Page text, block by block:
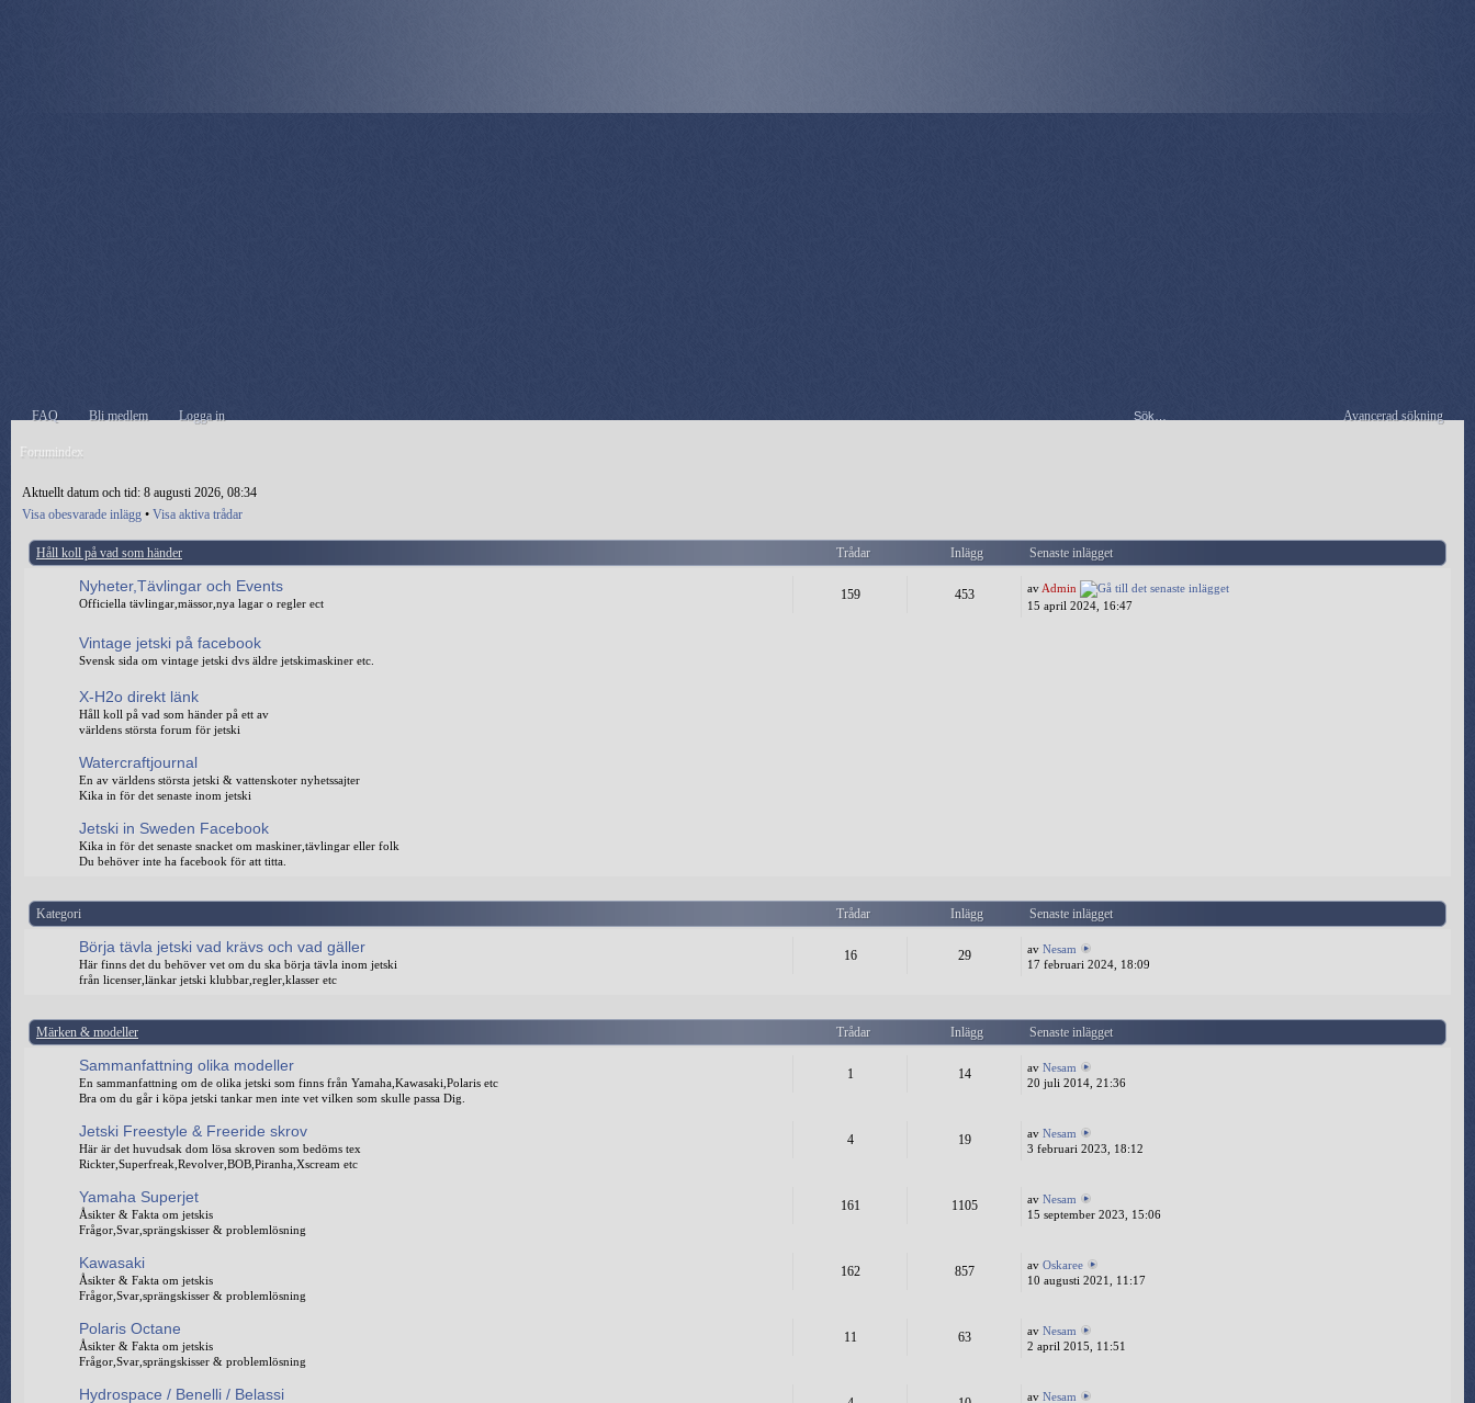
FAQ Bli medlem Logga in Avancerad sökning
Forumindex
Aktuellt datum och tid: 8 augusti 2026, 08:34
Visa obesvarade inlägg • Visa aktiva trådar
Håll koll på vad som händer Trådar Inlägg Senaste inlägget
Nyheter,Tävlingar och Events
Officiella tävlingar,mässor,nya lagar o regler ect
159 453 av Admin
15 april 2024, 16:47
Vintage jetski på facebook
Svensk sida om vintage jetski dvs äldre jetskimaskiner etc.
X-H2o direkt länk
Håll koll på vad som händer på ett av
världens största forum för jetski
Watercraftjournal
En av världens största jetski & vattenskoter nyhetssajter
Kika in för det senaste inom jetski
Jetski in Sweden Facebook
Kika in för det senaste snacket om maskiner,tävlingar eller folk
Du behöver inte ha facebook för att titta.
Kategori Trådar Inlägg Senaste inlägget
Börja tävla jetski vad krävs och vad gäller
Här finns det du behöver vet om du ska börja tävla inom jetski
från licenser,länkar jetski klubbar,regler,klasser etc
16 29 avNesam
17 februari 2024, 18:09
Märken & modeller Trådar Inlägg Senaste inlägget
Sammanfattning olika modeller
En sammanfattning om de olika jetski som finns från Yamaha,Kawasaki,Polaris etc
Bra om du går i köpa jetski tankar men inte vet vilken som skulle passa Dig.
1 14 avNesam
20 juli 2014, 21:36
Jetski Freestyle & Freeride skrov
Här är det huvudsak dom lösa skroven som bedöms tex
Rickter,Superfreak,Revolver,BOB,Piranha,Xscream etc
4 19 avNesam
3 februari 2023, 18:12
Yamaha Superjet
Åsikter & Fakta om jetskis
Frågor,Svar,sprängskisser & problemlösning
161 1105 avNesam
15 september 2023, 15:06
Kawasaki
Åsikter & Fakta om jetskis
Frågor,Svar,sprängskisser & problemlösning
162 857 avOskaree
10 augusti 2021, 11:17
Polaris Octane
Åsikter & Fakta om jetskis
Frågor,Svar,sprängskisser & problemlösning
11 63 avNesam
2 april 2015, 11:51
Hydrospace / Benelli / Belassi avNesam